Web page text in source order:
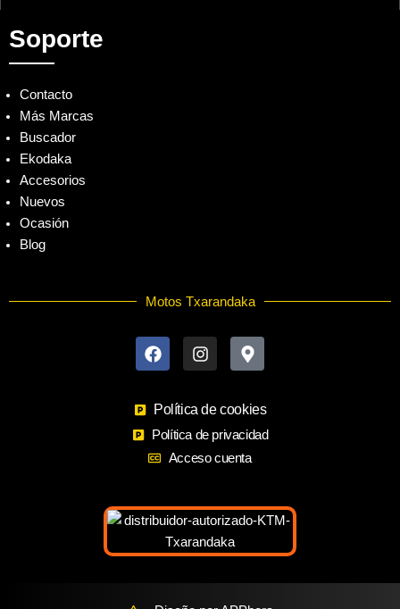
Soporte
Contacto
Más Marcas
Buscador
Ekodaka
Accesorios
Nuevos
Ocasión
Blog
Motos Txarandaka
a
c
o
o
k
n
s
g
r
a
m
a
p
a
r
k
e
a
l
Política de cookies
Política de privacidad
Acceso cuenta